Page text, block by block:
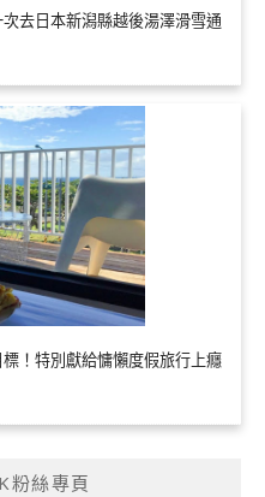
去日本新潟縣越後湯澤滑雪通
！特別獻給慵懶度假旅行上癮
粉絲專頁